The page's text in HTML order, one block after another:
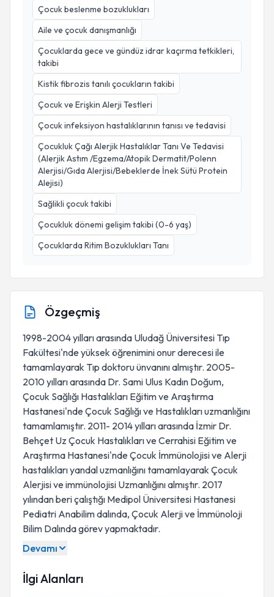
Çocuk beslenme bozuklukları
Aile ve çocuk danışmanlığı
Çocuklarda gece ve gündüz idrar kaçırma tetkikleri,
takibi
Kistik fibrozis tanılı çocukların takibi
Çocuk ve Erişkin Alerji Testleri
Çocuk infeksiyon hastalıklarının tanısı ve tedavisi
Çocukluk Çağı Alerjik Hastalıklar Tanı Ve Tedavisi
(Alerjik Astım /Egzema/Atopik Dermatit/Polenn
Alerjisi/Gıda Alerjisi/Bebeklerde İnek Sütü Protein
Alejisi)
Sağlikli çocuk takibi
Çocukluk dönemi gelişim takibi (0-6 yaş)
Çocuklarda Ritim Bozuklukları Tanı
Özgeçmiş
1998-2004 yılları arasında Uludağ Üniversitesi Tıp
Fakültesi'nde yüksek öğrenimini onur derecesi ile
tamamlayarak Tıp doktoru ünvanını almıştır. 2005-
2010 yılları arasında Dr. Sami Ulus Kadın Doğum,
Çocuk Sağlığı Hastalıkları Eğitim ve Araştırma
Hastanesi'nde Çocuk Sağlığı ve Hastalıkları uzmanlığını
tamamlamıştır. 2011- 2014 yılları arasında İzmir Dr.
Behçet Uz Çocuk Hastalıkları ve Cerrahisi Eğitim ve
Araştırma Hastanesi'nde Çocuk İmmünolojisi ve Alerji
hastalıkları yandal uzmanlığını tamamlayarak Çocuk
Alerjisi ve immünolojisi Uzmanlığını almıştır. 2017
yılından beri çalıştığı Medipol Üniversitesi Hastanesi
Pediatri Anabilim dalında, Çocuk Alerji ve İmmünoloji
Bilim Dalında görev yapmaktadır.
Devamı
İlgi Alanları